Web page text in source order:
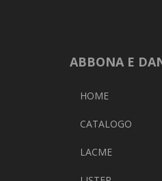
ABBONA E
HOME
CATALOGO
LACME